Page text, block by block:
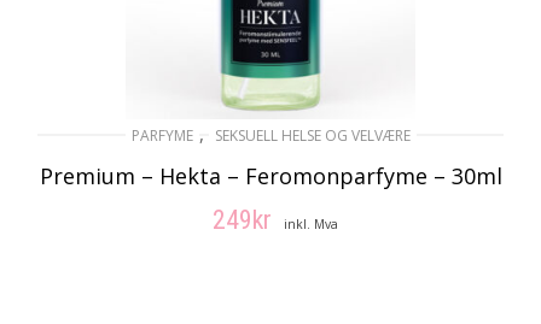
PARFYME , SEKSUELL HELSE OG VELVÆRE
Premium – Hekta – Feromonparfyme – 30ml
249kr inkl. Mva